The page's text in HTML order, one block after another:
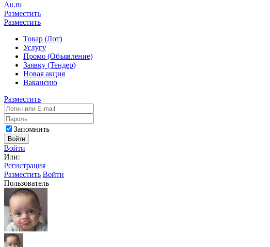
Au.ru
Разместить
Разместить
Товар (Лот)
Услугу
Промо (Объявление)
Заявку (Тендер)
Новая акция
Вакансию
Разместить
Запомнить
Войти
Войти
Или:
Регистрация
Разместить Войти
Пользователь